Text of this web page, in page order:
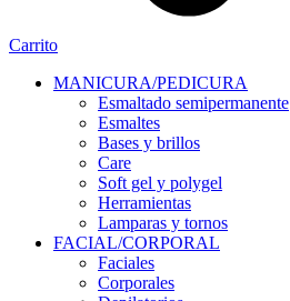
Carrito
MANICURA/PEDICURA
Esmaltado semipermanente
Esmaltes
Bases y brillos
Care
Soft gel y polygel
Herramientas
Lamparas y tornos
FACIAL/CORPORAL
Faciales
Corporales